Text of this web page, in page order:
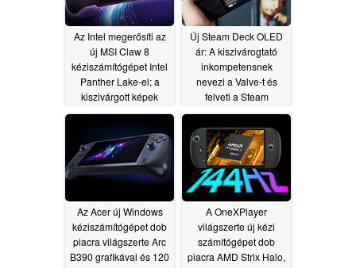
Az Intel megerősíti az
új MSI Claw 8
kéziszámítógépet Intel
Panther Lake-el; a
kiszivárgott képek
radikális újratervezést
Új Steam Deck OLED
ár: A kiszivárogtató
inkompetensnek
nevezi a Valve-t és
felveti a Steam
Machine árával
kapcsolatos
aggályokat 05/29/2026
Az Acer új Windows
kéziszámítógépet dob
piacra világszerte Arc
B390 grafikával és 120
A OneXPlayer
világszerte új kézi
számítógépet dob
piacra AMD Strix Halo,